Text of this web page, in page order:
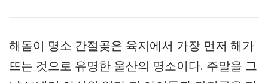
해돋이 명소 간절곶은 육지에서 가장 먼저 해가
뜨는 것으로 유명한 울산의 명소이다. 주말을 그